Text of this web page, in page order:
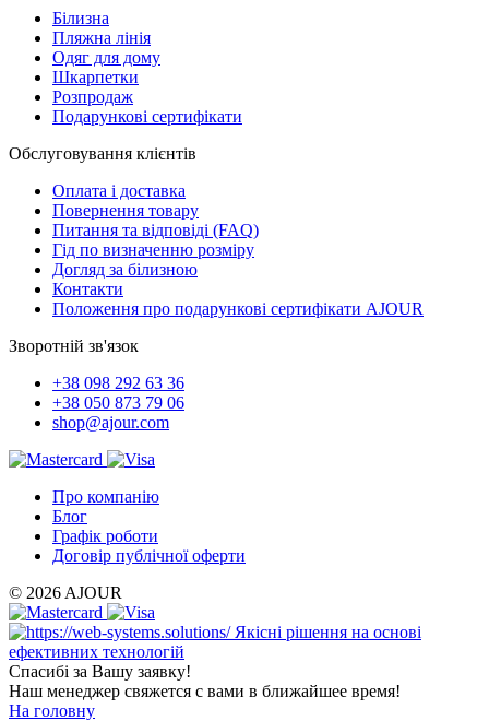
Білизна
Пляжна лінія
Одяг для дому
Шкарпетки
Розпродаж
Подарункові сертифікати
Обслуговування клієнтів
Оплата і доставка
Повернення товару
Питання та відповіді (FAQ)
Гід по визначенню розміру
Догляд за білизною
Контакти
Положення про подарункові сертифікати AJOUR
Зворотній зв'язок
+38 098 292 63 36
+38 050 873 79 06
shop@ajour.com
Про компанію
Блог
Графік роботи
Договір публічної оферти
© 2026 AJOUR
Якісні рішення на основі
ефективних технологій
Спасибі за Вашу заявку!
Наш менеджер свяжется с вами в ближайшее время!
На головну